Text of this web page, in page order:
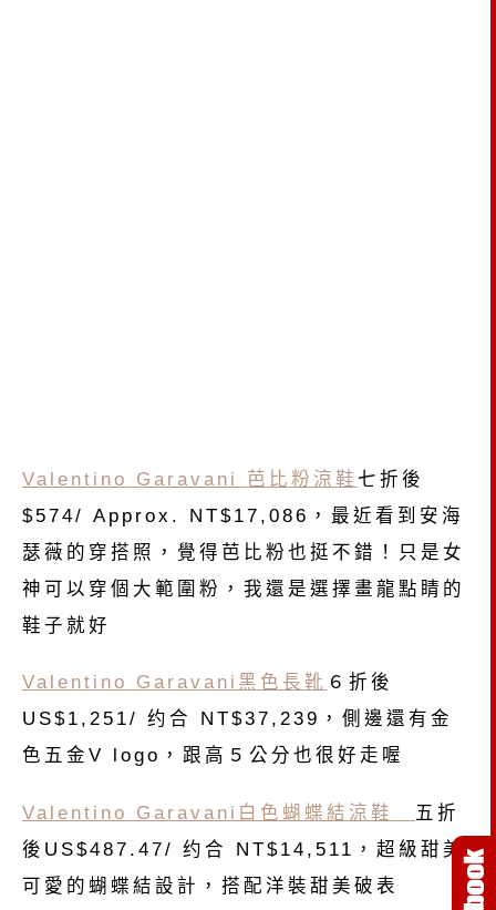
Valentino Garavani 芭比粉涼鞋 七折後
$574/ Approx. NT$17,086，最近看到安海
瑟薇的穿搭照，覺得芭比粉也挺不錯！只是女
神可以穿個大範圍粉，我還是選擇畫龍點睛的
鞋子就好
Valentino Garavani黑色長靴 ６折後
US$1,251/ 约合 NT$37,239，側邊還有金
色五金V logo，跟高５公分也很好走喔
Valentino Garavani白色蝴蝶結涼鞋
五折
後US$487.47/ 约合 NT$14,511，超級甜美
可愛的蝴蝶結設計，搭配洋裝甜美破表